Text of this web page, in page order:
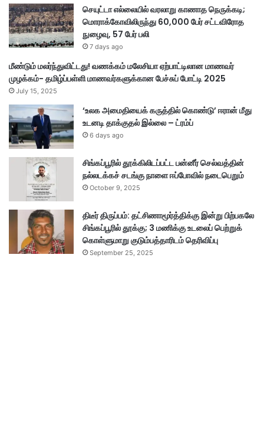
செயுட்டா எல்லையில் வரலாறு காணாத நெருக்கடி;
மொராக்கோவிலிருந்து 60,000 பேர் சட்டவிரோத
நுழைவு, 57 பேர் பலி
7 days ago
மீண்டும் மலர்ந்துவிட்டது! வணக்கம் மலேசியா ஏற்பாட்டிலான மாணவர்
முழக்கம்- தமிழ்ப்பள்ளி மாணவர்களுக்கான பேச்சுப் போட்டி 2025
July 15, 2025
‘உலக அமைதியைக் கருத்தில் கொண்டு’ ஈரான் மீது
உடனடி தாக்குதல் இல்லை – ட்ரம்ப்
6 days ago
சிங்கப்பூரில் தூக்கிலிடப்பட்ட பன்னீர் செல்வத்தின்
நல்லடக்கச் சடங்கு நாளை ஈப்போவில் நடைபெறும்
October 9, 2025
திடீர் திருப்பம்: தட்சிணாமூர்த்திக்கு இன்று பிற்பகலே
சிங்கப்பூரில் தூக்கு; 3 மணிக்கு உடலைப் பெற்றுக்
கொள்ளுமாறு குடும்பத்தாரிடம் தெரிவிப்பு
September 25, 2025